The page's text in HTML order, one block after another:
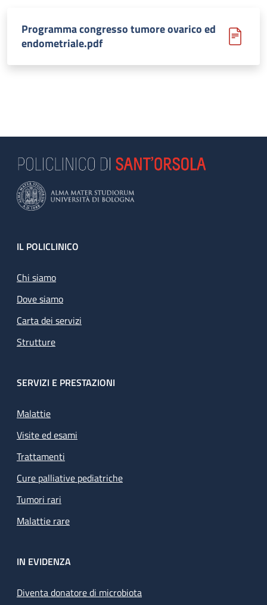
Programma congresso tumore ovarico ed
endometriale.pdf
Footer
IL POLICLINICO
Chi siamo
Dove siamo
Carta dei servizi
Strutture
SERVIZI E PRESTAZIONI
Malattie
Visite ed esami
Trattamenti
Cure palliative pediatriche
Tumori rari
Malattie rare
IN EVIDENZA
Diventa donatore di microbiota